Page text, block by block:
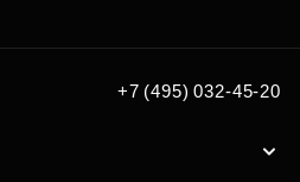
+7 (495) 032-45-20